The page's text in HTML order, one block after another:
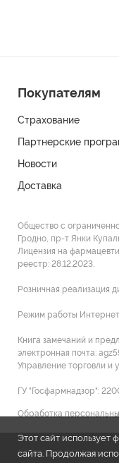
Покупателям
Страхование
Партнерские
Новости
Доставка
Общество с
Гродно, пр-т Янки
Лицензия на
реестр: 28.12.2023.
Розничная реализация
Режим работы
Книга замечаний и
электронная почта:
Управление торговли и
ГУ "Госфармнадзор":
Обработка
2026 © ООО "Аптека
Этот сайт
сайта. Продолжая